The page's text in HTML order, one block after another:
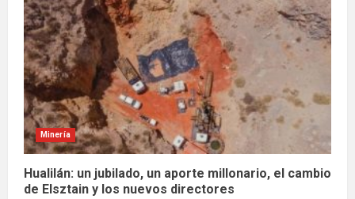
Minería
Hualilán: un jubilado, un aporte millonario, el cambio
de Elsztain y los nuevos directores